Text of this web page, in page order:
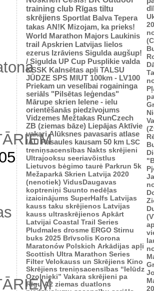
training club Rīgas tiltu
skrējiens Sportlat Balva Tepera
takas AN!K Mizojam, ka prieks!
World Marathon Majors Laukinis
trail Apskrien Latvijas lielos
ezerus Izrāviens Sigulda augšup!
/ Sigulda UP Cup Pusplikie valda
KSSK Kalnsētas apļi TALSU
JŪDZE SPS MIUT 100km - LV100
Priekam un veselībai rogaininga
seriāls "Pilsētas leģendas"
Mārupe skrien Ielene - ielu
orientēšanās piedzīvojums
Vidzemes Mežtakas RunCzech
ZB (ziemas bāze) Liepājas Aktīvie
vakari Alūksnes pavasaris atlase
IAU Pasaules kausam 50 km LSC
treniņsacensības Nakts skrējieni
Ultrajooksu seeriavõistlus
Lietuvos bėgimo taurė Parkrun 5k
Mežaparkā Skrien Latvija 2020
(nenotiek) VidusDaugavas
koptreniņi Suunto nedēļas
izaicinājums SuperHalfs Latvijas
kauss taku skrējienos Latvijas
kauss ultraskrējienos Apkārt
Latvijai Coastal Trail Series
Pludmales drosme ERGO Stirnu
buks 2025 Brīvsolis Korona
Maratonów Polskich Arkādijas apļi
Scottish Ultra Marathon Series
Filter Velokauss un Skrējiens Kino
Skrējiens treniņsacensības “Ielūdz
Ozolnieki” Vakara skrējieni pa
Rīgu A2 ziemas duatlons